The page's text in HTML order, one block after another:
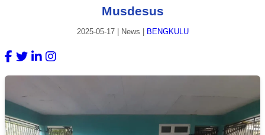
Musdesus
2025-05-17| News BENGKULU